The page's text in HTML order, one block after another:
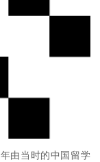
由当时的中国留学